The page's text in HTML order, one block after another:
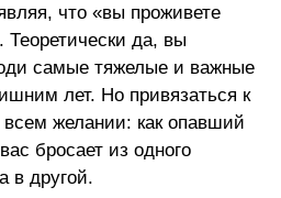
что «вы проживете
Теоретически да, вы
самые тяжелые и важные
лет. Но привязаться к
всем желании: как опавший
бросает из одного
в другой.